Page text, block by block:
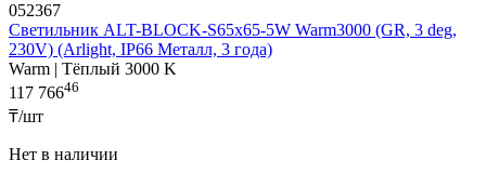
052367
Светильник ALT-BLOCK-S65x65-5W Warm3000 (GR, 3 deg,
230V) (Arlight, IP66 Металл, 3 года)
Warm | Тёплый 3000 K
117 76646
₸/шт
Нет в наличии